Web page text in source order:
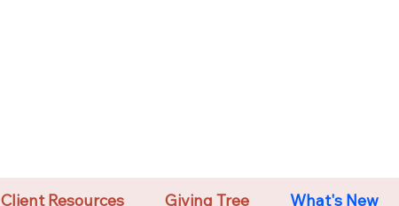
Client Resources Giving Tree What's New